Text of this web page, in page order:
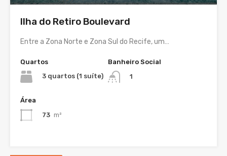
Ilha do Retiro Boulevard
Entre a Zona Norte e Zona Sul do Recife, um…
Quartos
3 quartos (1 suíte)
Banheiro Social
1
Área
73 m²